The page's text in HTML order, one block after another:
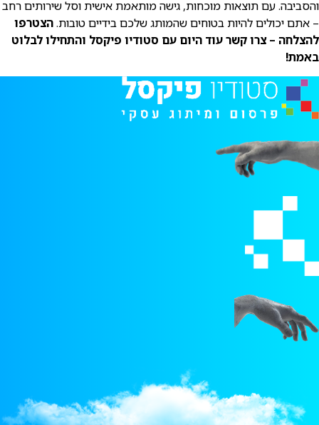
והסביבה. עם תוצאות מוכחות, גישה מותאמת אישית וסל שירותים רחב
– אתם יכולים להיות בטוחים שהמותג שלכם בידיים טובות.הצטרפו
להצלחה – צרו קשר עוד היום עם סטודיו פיקסל והתחילו לבלוט
באמת!